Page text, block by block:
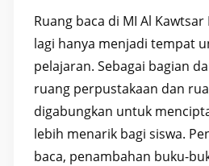
Ruang baca di MI Al
lagi hanya menjadi tempat
pelajaran. Sebagai bagian
ruang perpustakaan dan
digabungkan untuk
lebih menarik bagi siswa.
baca, penambahan buku-